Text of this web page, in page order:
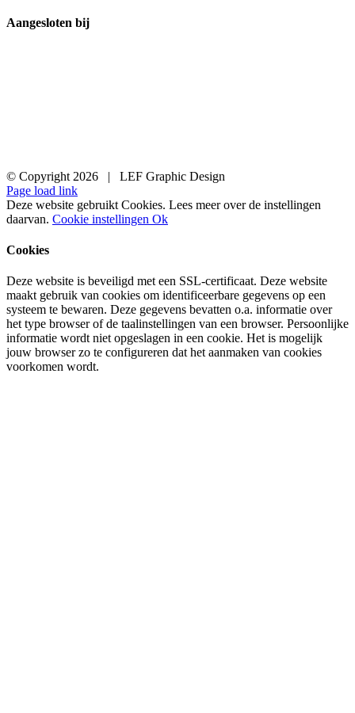
Aangesloten bij
© Copyright 2026 | LEF Graphic Design
Page load link
Deze website gebruikt Cookies. Lees meer over de instellingen
daarvan. Cookie instellingen Ok
Cookies
Deze website is beveiligd met een SSL-certificaat. Deze website
maakt gebruik van cookies om identificeerbare gegevens op een
systeem te bewaren. Deze gegevens bevatten o.a. informatie over
het type browser of de taalinstellingen van een browser. Persoonlijke
informatie wordt niet opgeslagen in een cookie. Het is mogelijk
jouw browser zo te configureren dat het aanmaken van cookies
voorkomen wordt.